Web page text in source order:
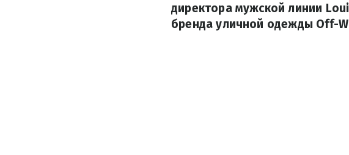
директора мужской линии
бренда уличной одежды Off-